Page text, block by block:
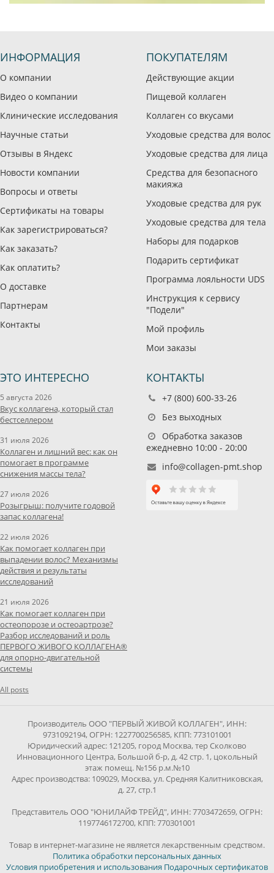
ИНФОРМАЦИЯ
О компании
Видео о компании
Клинические исследования
Научные статьи
Отзывы в Яндекс
Новости компании
Вопросы и ответы
Сертификаты на товары
Как зарегистрироваться?
Как заказать?
Как оплатить?
О доставке
Партнерам
Контакты
ПОКУПАТЕЛЯМ
Действующие акции
Пищевой коллаген
Коллаген со вкусами
Уходовые средства для волос
Уходовые средства для лица
Средства для безопасного
макияжа
Уходовые средства для рук
Уходовые средства для тела
Наборы для подарков
Подарить сертификат
Программа лояльности UDS
Инструкция к сервису
"Подели"
Мой профиль
Мои заказы
ЭТО ИНТЕРЕСНО
5 августа 2026
Вкус коллагена, который стал
бестселлером
31 июля 2026
Коллаген и лишний вес: как он
помогает в программе
снижения массы тела?
27 июля 2026
Розыгрыш: получите годовой
запас коллагена!
22 июля 2026
Как помогает коллаген при
выпадении волос? Механизмы
действия и результаты
исследований
21 июля 2026
Как помогает коллаген при
остеопорозе и остеоартрозе?
Разбор исследований и роль
ПЕРВОГО ЖИВОГО КОЛЛАГЕНА®
для опорно-двигательной
системы
All posts
КОНТАКТЫ
+7 (800) 600-33-26
Без выходных
Обработка заказов
ежедневно 10:00 - 20:00
info@collagen-pmt.shop
Производитель ООО "ПЕРВЫЙ ЖИВОЙ КОЛЛАГЕН", ИНН:
9731092194, ОГРН: 1227700256585, КПП: 773101001
Юридический адрес: 121205, город Москва, тер Сколково
Инновационного Центра, Большой б-р, д. 42 стр. 1, цокольный
этаж помещ. №156 р.м.№10
Адрес производства: 109029, Москва, ул. Средняя Калитниковская,
д. 27, стр.1
Представитель ООО "ЮНИЛАЙФ ТРЕЙД", ИНН: 7703472659, ОГРН:
1197746172700, КПП: 770301001
Товар в интернет-магазине не является лекарственным средством.
Политика обработки персональных данных
Условия приобретения и использования Подарочных сертификатов